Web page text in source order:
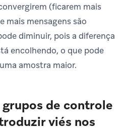
(ficarem mais
mais mensagens são
diminuir, pois a diferença
encolhendo, o que pode
amostra maior.
de controle
viés nos